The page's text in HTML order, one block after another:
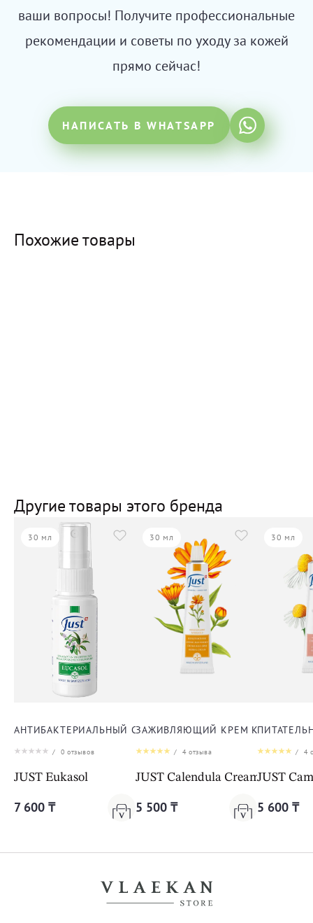
ваши вопросы! Получите профессиональные
рекомендации и советы по уходу за кожей
прямо сейчас!
НАПИСАТЬ В WHATSAPP
Похожие товары
Другие товары этого бренда
30 мл
АНТИБАКТЕРИАЛЬНЫЙ СПРЕЙ ЭУКАСОЛ
/ 0 отзывов
JUST Eukasol
7 600 ₸
30 мл
ЗАЖИВЛЯЮЩИЙ КРЕМ КАЛЕНДУЛА
/ 4отзыва
JUST Calendula Cream
5 500 ₸
30 мл
/ 4
JUST
5 600 ₸